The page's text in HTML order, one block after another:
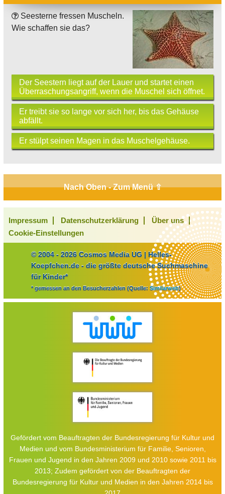
Seesterne fressen Muscheln.
Wie schaffen sie das?
Der Seestern liegt auf der Lauer und startet einen
Überraschungsangriff, wenn die Muschel sich öffnet.
Er treibt sie so lange vor sich her, bis das Gehäuse
abfällt.
Er stülpt seinen Magen in das Muschelgehäuse.
Nach Oben - Zum Menü ⇧
Impressum Datenschutzerklärung
Über uns
Cookie-Einstellungen
© 2004 - 2026 Cosmos Media UG | Helles-
Koepfchen.de - die größte deutsche Suchmaschine
für Kinder*
* gemessen an den Besucherzahlen (Quelle: Similarweb)
Gefördert vom Beauftragten der Bundesregierung für Kultur und
Medien und vom Bundesministerium für Familie, Senioren,
Frauen und Jugend in den Jahren 2009 und 2010 sowie 2011 bis
2013; Zudem gefördert von der Beauftragten der
Bundesregierung für Kultur und Medien in den Jahren 2014 bis